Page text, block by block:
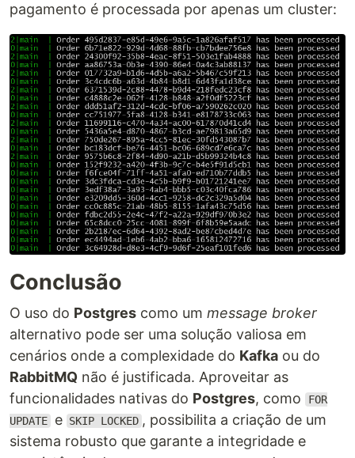
pagamento é processada por apenas um cluster:
Conclusão
O uso do Postgres como um message broker
alternativo pode ser uma solução valiosa em
cenários onde a complexidade do Kafka ou do
RabbitMQ não é justificada. Aproveitar as
funcionalidades nativas do Postgres, como
FOR
UPDATE e SKIP LOCKED , possibilita a criação de um
sistema robusto que garante a integridade e